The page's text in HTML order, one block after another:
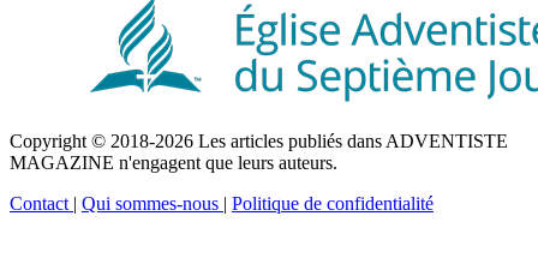
Copyright © 2018-2026 Les articles publiés dans ADVENTISTE
MAGAZINE n'engagent que leurs auteurs.
Contact | Qui sommes-nous | Politique de confidentialité